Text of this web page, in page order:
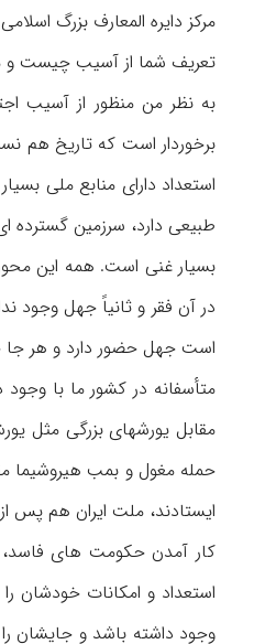
مرکز دایره المعارف بزرگ
تعریف شما از آسیب چیست و
به نظر من منظور از آسیب
برخوردار است که تاریخ هم
استعداد دارای منابع ملی
طبیعی دارد، سرزمین گسترده
بسیار غنی است. همه این
در آن فقر و ثانیاً جهل وجود
است جهل حضور دارد و هر
متأسفانه در کشور ما با
مقابل یورشهای بزرگی مثل
حمله مغول و بمب هیروشیما
ایستادند، ملت ایران هم
کار آمدن حکومت های فاسد،
استعداد و امکانات خودشان
وجود داشته باشد و جایشان